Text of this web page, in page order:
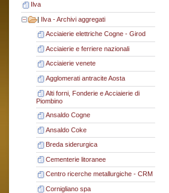
Ilva
| Ilva - Archivi aggregati
Acciaierie elettriche Cogne - Girod
Acciaierie e ferriere nazionali
Acciaierie venete
Agglomerati antracite Aosta
Alti forni, Fonderie e Acciaierie di
Piombino
Ansaldo Cogne
Ansaldo Coke
Breda siderurgica
Cementerie litoranee
Centro ricerche metallurgiche - CRM
Cornigliano spa